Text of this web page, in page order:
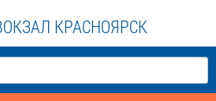
КРАСНОЯРСК